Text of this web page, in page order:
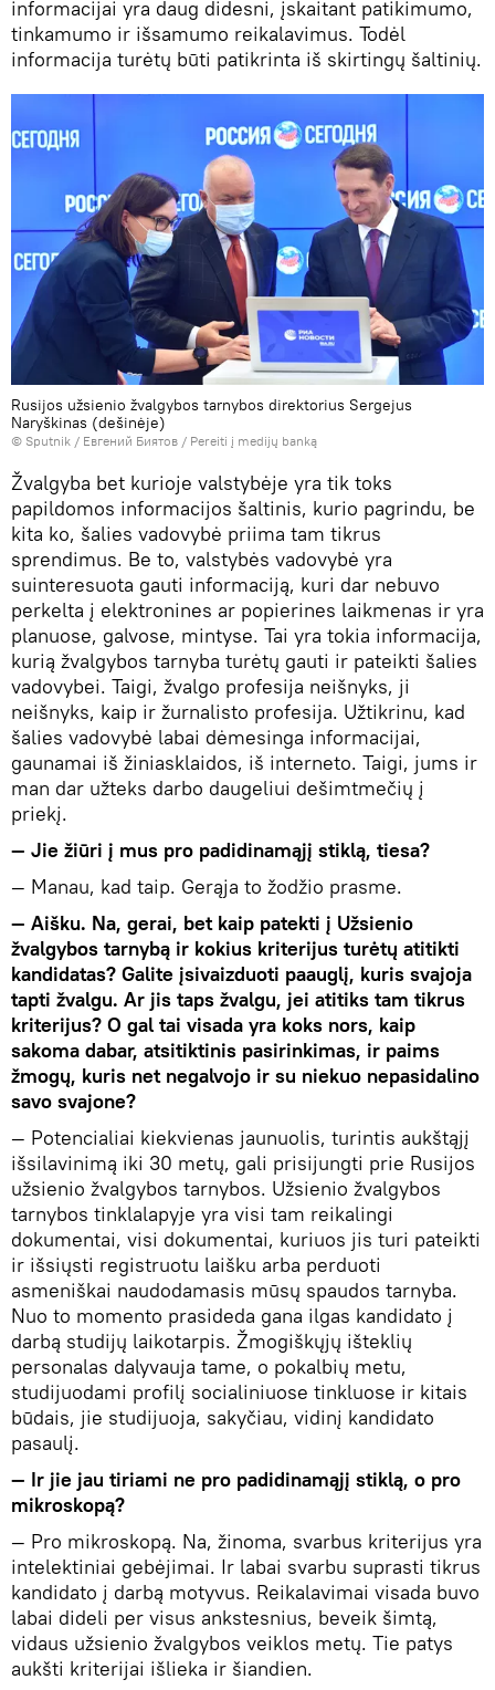
informacijai yra daug didesni, įskaitant patikimumo,
tinkamumo ir išsamumo reikalavimus. Todėl
informacija turėtų būti patikrinta iš skirtingų šaltinių.
Rusijos užsienio žvalgybos tarnybos direktorius Sergejus
Naryškinas (dešinėje)
© Sputnik / Евгений Биятов / Pereiti į medijų banką
Žvalgyba bet kurioje valstybėje yra tik toks
papildomos informacijos šaltinis, kurio pagrindu, be
kita ko, šalies vadovybė priima tam tikrus
sprendimus. Be to, valstybės vadovybė yra
suinteresuota gauti informaciją, kuri dar nebuvo
perkelta į elektronines ar popierines laikmenas ir yra
planuose, galvose, mintyse. Tai yra tokia informacija,
kurią žvalgybos tarnyba turėtų gauti ir pateikti šalies
vadovybei. Taigi, žvalgo profesija neišnyks, ji
neišnyks, kaip ir žurnalisto profesija. Užtikrinu, kad
šalies vadovybė labai dėmesinga informacijai,
gaunamai iš žiniasklaidos, iš interneto. Taigi, jums ir
man dar užteks darbo daugeliui dešimtmečių į
priekį.
— Jie žiūri į mus pro padidinamąjį stiklą, tiesa?
— Manau, kad taip. Gerąja to žodžio prasme.
— Aišku. Na, gerai, bet kaip patekti į Užsienio
žvalgybos tarnybą ir kokius kriterijus turėtų atitikti
kandidatas? Galite įsivaizduoti paauglį, kuris svajoja
tapti žvalgu. Ar jis taps žvalgu, jei atitiks tam tikrus
kriterijus? O gal tai visada yra koks nors, kaip
sakoma dabar, atsitiktinis pasirinkimas, ir paims
žmogų, kuris net negalvojo ir su niekuo nepasidalino
savo svajone?
— Potencialiai kiekvienas jaunuolis, turintis aukštąjį
išsilavinimą iki 30 metų, gali prisijungti prie Rusijos
užsienio žvalgybos tarnybos. Užsienio žvalgybos
tarnybos tinklalapyje yra visi tam reikalingi
dokumentai, visi dokumentai, kuriuos jis turi pateikti
ir išsiųsti registruotu laišku arba perduoti
asmeniškai naudodamasis mūsų spaudos tarnyba.
Nuo to momento prasideda gana ilgas kandidato į
darbą studijų laikotarpis. Žmogiškųjų išteklių
personalas dalyvauja tame, o pokalbių metu,
studijuodami profilį socialiniuose tinkluose ir kitais
būdais, jie studijuoja, sakyčiau, vidinį kandidato
pasaulį.
— Ir jie jau tiriami ne pro padidinamąjį stiklą, o pro
mikroskopą?
— Pro mikroskopą. Na, žinoma, svarbus kriterijus yra
intelektiniai gebėjimai. Ir labai svarbu suprasti tikrus
kandidato į darbą motyvus. Reikalavimai visada buvo
labai dideli per visus ankstesnius, beveik šimtą,
vidaus užsienio žvalgybos veiklos metų. Tie patys
aukšti kriterijai išlieka ir šiandien.